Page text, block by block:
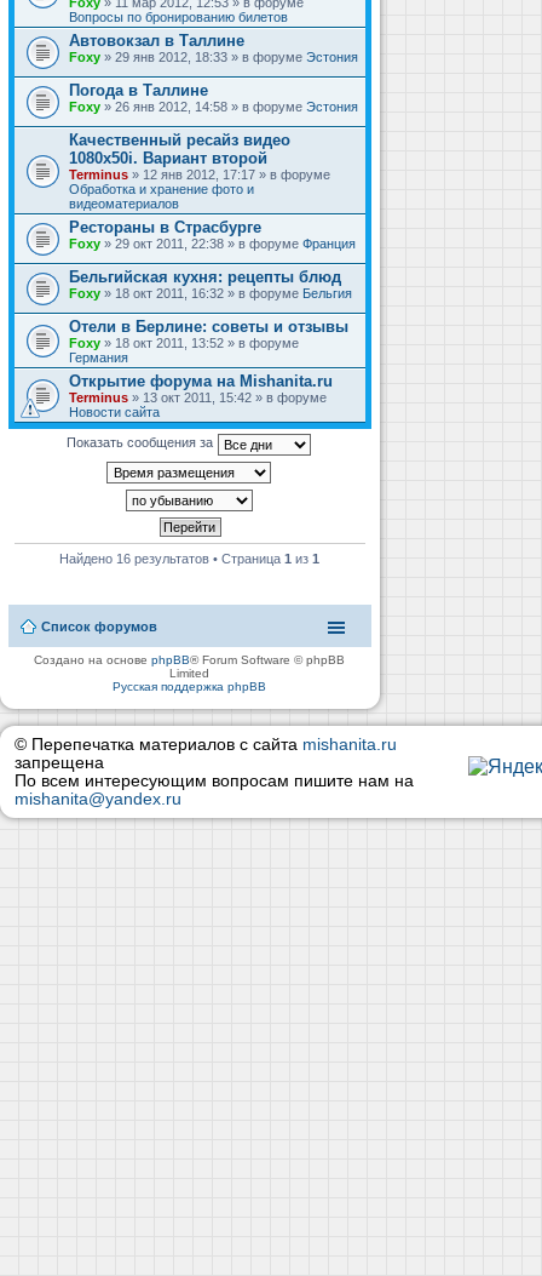
Вопросы по бронированию билетов
Автовокзал в Таллине
Foxy » 29 янв 2012, 18:33 » в форуме Эстония
Погода в Таллине
Foxy » 26 янв 2012, 14:58 » в форуме Эстония
Качественный ресайз видео
1080x50i. Вариант второй
Terminus » 12 янв 2012, 17:17 » в форуме
Обработка и хранение фото и
видеоматериалов
Рестораны в Страсбурге
Foxy » 29 окт 2011, 22:38 » в форуме Франция
Бельгийская кухня: рецепты блюд
Foxy » 18 окт 2011, 16:32 » в форуме Бельгия
Отели в Берлине: советы и отзывы
Foxy » 18 окт 2011, 13:52 » в форуме
Германия
Открытие форума на Mishanita.ru
Terminus » 13 окт 2011, 15:42 » в форуме
Новости сайта
Показать сообщения за
Найдено 16 результатов • Страница1 из1
Список форумов
Создано на основеphpBB® Forum Software © phpBB
Limited
Русская поддержка phpBB
© Перепечатка материалов с сайта mishanita.ru
запрещена
По всем интересующим вопросам пишите нам на
mishanita@yandex.ru